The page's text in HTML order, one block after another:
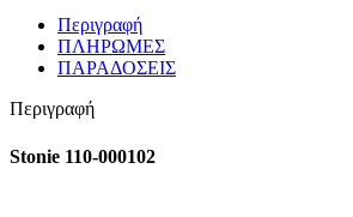
Περιγραφή
ΠΛΗΡΩΜΕΣ
ΠΑΡΑΔΟΣΕΙΣ
Περιγραφή
Stonie 110-000102